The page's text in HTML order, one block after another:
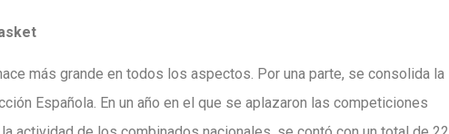
más grande en todos los aspectos. Por una parte, se consolida la
Española. En un año en el que se aplazaron las competiciones